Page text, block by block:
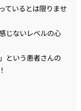
ているとは限りませ
じないレベルの心
という患者さんの